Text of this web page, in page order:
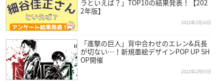
ラといえば？」TOP10の結果発表！【202
2年版】
2022年2月10日
「進撃の巨人」背中合わせのエレン&兵長
が切ない…！新規墨絵デザインPOP UP SH
OP開催
2022年2月07日